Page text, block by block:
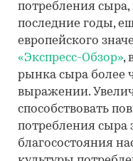
потребления сыра,
последние годы,
европейского
«Экспресс-Обзор»,
рынка сыра более
выражении.
способствовать
потребления сыра
благосостояния